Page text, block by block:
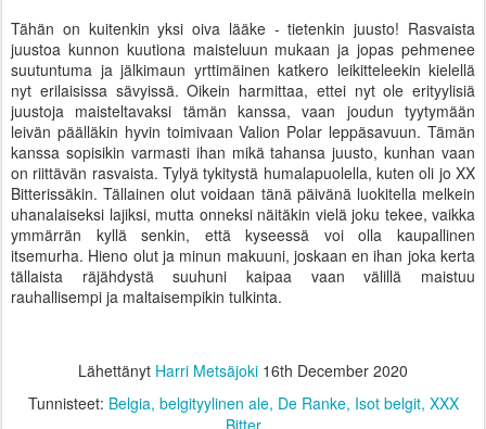
Tähän on kuitenkin yksi oiva lääke - tietenkin juusto! Rasvaista
juustoa kunnon kuutiona maisteluun mukaan ja jopas pehmenee
suutuntuma ja jälkimaun yrttimäinen katkero leikitteleekin kielellä
nyt erilaisissa sävyissä. Oikein harmittaa, ettei nyt ole erityylisiä
juustoja maisteltavaksi tämän kanssa, vaan joudun tyytymään
leivän päälläkin hyvin toimivaan Valion Polar leppäsavuun. Tämän
kanssa sopisikin varmasti ihan mikä tahansa juusto, kunhan vaan
on riittävän rasvaista. Tylyä tykitystä humalapuolella, kuten oli jo XX
Bitterissäkin. Tällainen olut voidaan tänä päivänä luokitella melkein
uhanalaiseksi lajiksi, mutta onneksi näitäkin vielä joku tekee, vaikka
ymmärrän kyllä senkin, että kyseessä voi olla kaupallinen
itsemurha. Hieno olut ja minun makuuni, joskaan en ihan joka kerta
tällaista räjähdystä suuhuni kaipaa vaan välillä maistuu
rauhallisempi ja maltaisempikin tulkinta.
Lähettänyt Harri Metsäjoki 16th December 2020
Tunnisteet: Belgia belgityylinen ale De Ranke Isot belgit XXX